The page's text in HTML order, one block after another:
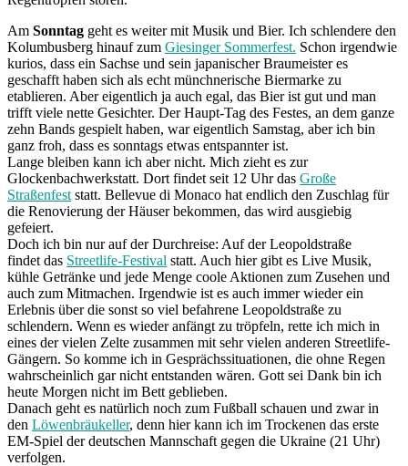
Am Sonntag geht es weiter mit Musik und Bier. Ich schlendere den
Kolumbusberg hinauf zum Giesinger Sommerfest. Schon irgendwie
kurios, dass ein Sachse und sein japanischer Braumeister es
geschafft haben sich als echt münchnerische Biermarke zu
etablieren. Aber eigentlich ja auch egal, das Bier ist gut und man
trifft viele nette Gesichter. Der Haupt-Tag des Festes, an dem ganze
zehn Bands gespielt haben, war eigentlich Samstag, aber ich bin
ganz froh, dass es sonntags etwas entspannter ist.
Lange bleiben kann ich aber nicht. Mich zieht es zur
Glockenbachwerkstatt. Dort findet seit 12 Uhr das Große
Straßenfest statt. Bellevue di Monaco hat endlich den Zuschlag für
die Renovierung der Häuser bekommen, das wird ausgiebig
gefeiert.
Doch ich bin nur auf der Durchreise: Auf der Leopoldstraße
findet das Streetlife-Festival statt. Auch hier gibt es Live Musik,
kühle Getränke und jede Menge coole Aktionen zum Zusehen und
auch zum Mitmachen. Irgendwie ist es auch immer wieder ein
Erlebnis über die sonst so viel befahrene Leopoldstraße zu
schlendern. Wenn es wieder anfängt zu tröpfeln, rette ich mich in
eines der vielen Zelte zusammen mit sehr vielen anderen Streetlife-
Gängern. So komme ich in Gesprächssituationen, die ohne Regen
wahrscheinlich gar nicht entstanden wären. Gott sei Dank bin ich
heute Morgen nicht im Bett geblieben.
Danach geht es natürlich noch zum Fußball schauen und zwar in
den Löwenbräukeller, denn hier kann ich im Trockenen das erste
EM-Spiel der deutschen Mannschaft gegen die Ukraine (21 Uhr)
verfolgen.